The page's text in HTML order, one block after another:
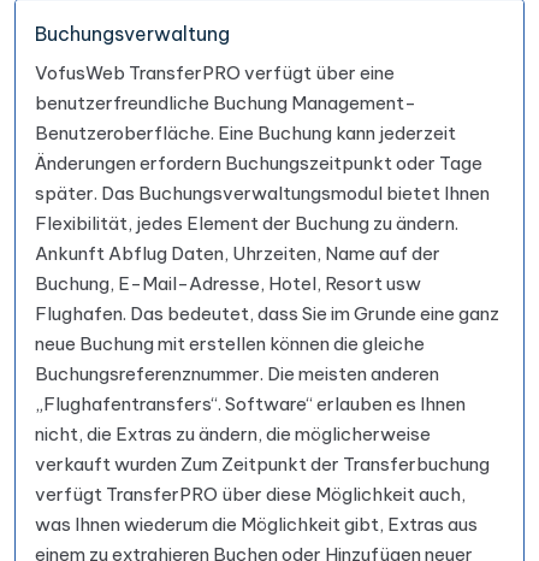
Buchungsverwaltung
VofusWeb TransferPRO verfügt über eine
benutzerfreundliche Buchung Management-
Benutzeroberfläche. Eine Buchung kann jederzeit
Änderungen erfordern Buchungszeitpunkt oder Tage
später. Das Buchungsverwaltungsmodul bietet Ihnen
Flexibilität, jedes Element der Buchung zu ändern.
Ankunft Abflug Daten, Uhrzeiten, Name auf der
Buchung, E-Mail-Adresse, Hotel, Resort usw
Flughafen. Das bedeutet, dass Sie im Grunde eine ganz
neue Buchung mit erstellen können die gleiche
Buchungsreferenznummer. Die meisten anderen
„Flughafentransfers“. Software“ erlauben es Ihnen
nicht, die Extras zu ändern, die möglicherweise
verkauft wurden Zum Zeitpunkt der Transferbuchung
verfügt TransferPRO über diese Möglichkeit auch,
was Ihnen wiederum die Möglichkeit gibt, Extras aus
einem zu extrahieren Buchen oder Hinzufügen neuer